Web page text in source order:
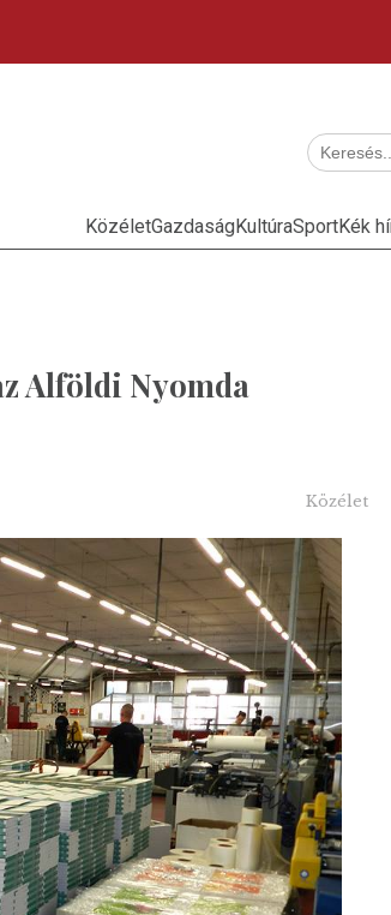
KözéletGazdaságKultúraSportKék
Alföldi Nyomda
Közélet